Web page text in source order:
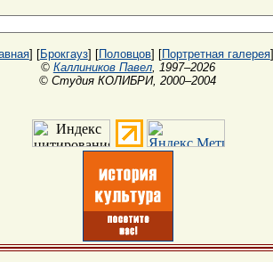
] [Брокгауз] [Половцов] [Портретная галерея]
© Каллиников Павел, 1997–2026
© Студия КОЛИБРИ, 2000–2004